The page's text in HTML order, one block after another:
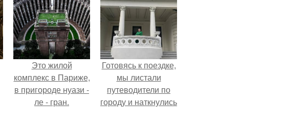
Это жилой
комплекс в Париже,
в пригороде нуази -
ле - гран.
Готовясь к поездке,
мы листали
путеводители по
городу и наткнулись